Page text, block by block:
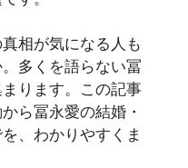
相が気になる人も
多くを語らない冨
ります。この記事
ら冨永愛の結婚・
、わかりやすくま